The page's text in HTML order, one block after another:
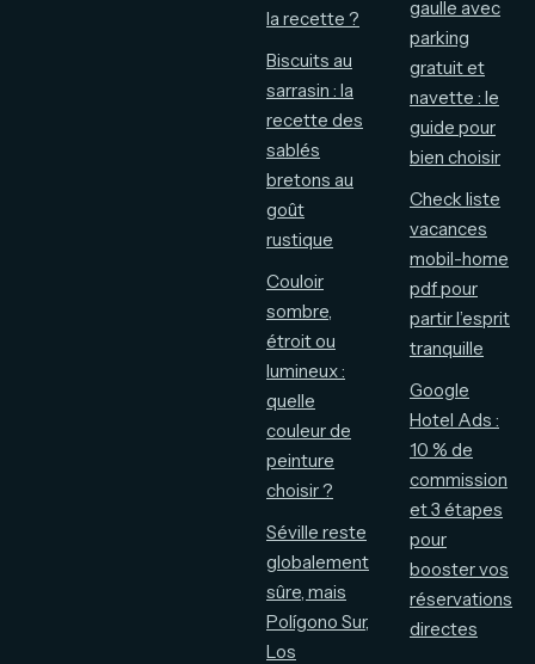
la recette ?
Biscuits au
sarrasin : la
recette des
sablés
bretons au
goût
rustique
Couloir
sombre,
étroit ou
lumineux :
quelle
couleur de
peinture
choisir ?
Séville reste
globalement
sûre, mais
Polígono Sur,
Los
gaulle avec
parking
gratuit et
navette : le
guide pour
bien choisir
Check liste
vacances
mobil-home
pdf pour
partir l’esprit
tranquille
Google
Hotel Ads :
10 % de
commission
et 3 étapes
pour
booster vos
réservations
directes